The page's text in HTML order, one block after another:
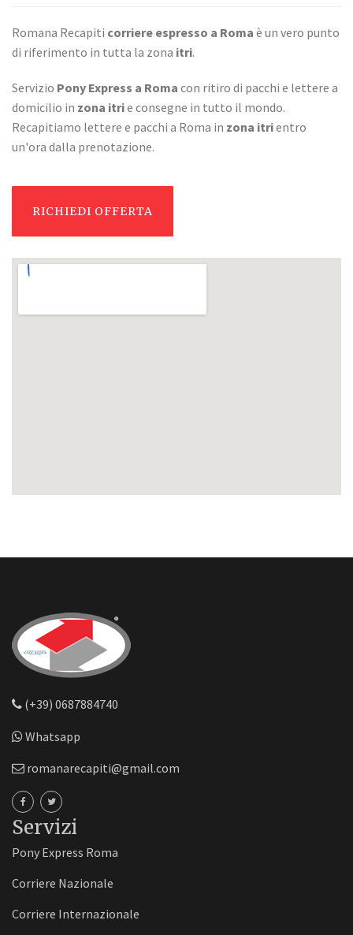
Romana Recapiti corriere espresso a Roma è un vero punto
di riferimento in tutta la zona itri.
Servizio Pony Express a Roma con ritiro di pacchi e lettere a
domicilio in zona itrie consegne in tutto il mondo.
Recapitiamo lettere e pacchi a Roma in zona itrientro
un'ora dalla prenotazione.
RICHIEDI OFFERTA
(+39) 0687884740
Whatsapp
romanarecapiti@gmail.com
Servizi
Pony Express Roma
Corriere Nazionale
Corriere Internazionale